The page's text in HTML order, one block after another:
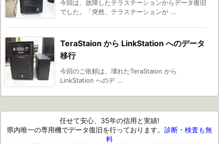
今回は、故障したテラステーションからデータ復旧
でした。「突然、テラステーションが ...
TeraStaion から LinkStation へのデータ
移行
今回のご依頼は、壊れたTeraStaion から
LinkStation へのデ ...
任せて安心、35年の信用と実績!
県内唯一の専用機でデータ復旧を行っております。 診断・検査も無
料